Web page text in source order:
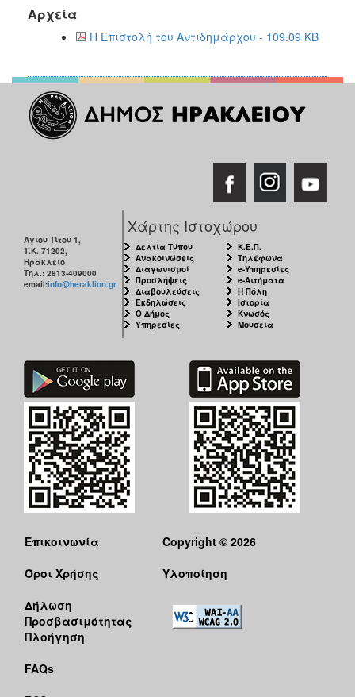
2017
2016
2013
2012
2011
ΤΟΠΟΣ
ΜΑΣ
ΠΟΛΗ
Αρχεία
Η Επιστολή του Αντιδημάρχου - 109.09 KB
Αγίου Τίτου 1,
Τ.Κ. 71202,
Ηράκλειο
Τηλ.: 2813-409000
email:info@heraklion.gr
Χάρτης Ιστοχώρου
Δελτία Τύπου
Ανακοινώσεις
Διαγωνισμοί
Προσλήψεις
Διαβουλεύσεις
Εκδηλώσεις
Ο Δήμος
Υπηρεσίες
Κ.Ε.Π.
Τηλέφωνα
e-Υπηρεσίες
e-Αιτήματα
Η Πόλη
Ιστορία
Κνωσός
Μουσεία
Επικοινωνία
Όροι Χρήσης
Δήλωση
Προσβασιμότητας
Πλοήγηση
FAQs
Copyright © 2026
Υλοποίηση